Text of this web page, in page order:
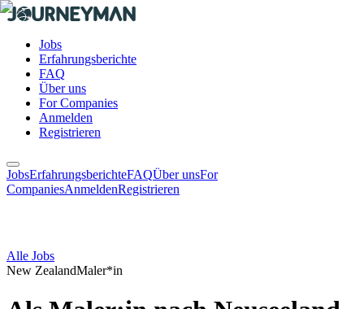
Jobs
Erfahrungsberichte
FAQ
Über uns
For Companies
Anmelden
Registrieren
JobsErfahrungsberichteFAQÜber unsFor
CompaniesAnmeldenRegistrieren
Alle Jobs
New ZealandMaler*in